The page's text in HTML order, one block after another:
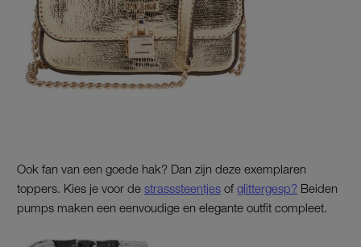
Ook fan van een goede hak? Dan zijn deze exemplaren
toppers. Kies je voor de strasssteentjes of glittergesp? Beiden
pumps maken een eenvoudige en elegante outfit compleet.